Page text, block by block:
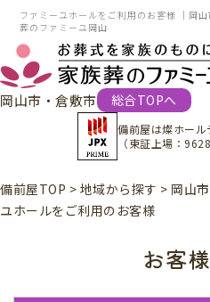
ファミーユホールをご利用のお客様 ｜岡
葬のファミーユ岡山
総合TOPへ
岡山市・倉敷市
備前屋は燦ホール
（東証上場：9628
備前屋TOP > 地域から探す > 岡山市
ユホールをご利用のお客様
お客